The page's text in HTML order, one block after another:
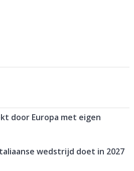
door Europa met eigen
wedstrijd doet in 2027